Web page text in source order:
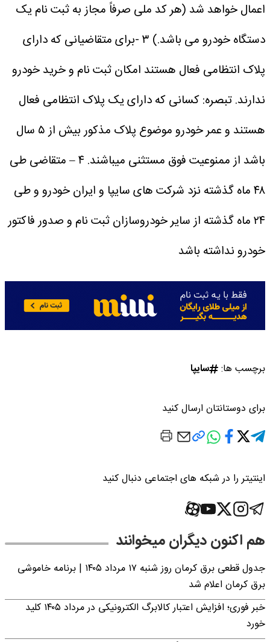
اعمال خواهد شد (هر کد ملی صرفاً مجاز به ثبت نام یک
دستگاه خودرو می باشد.)
۳ -برای متقاضیانی که دارای
پلاک انتظامی فعال هستند امکان ثبت نام و خرید خودرو
ندارند.تبصره: کسانی که دارای یک پلاک انتظامی فعال
هستند و عمر خودرو موضوع پلاک مذکور بیش از ۵ سال
باشد از ممنوعیت فوق مستثنی میباشند.
۴ – متقاضی طی
۴۸ ماه گذشته نزد شرکت های سایپا و ایران خودرو و طی
۲۴ ماه گذشته از سایر خودروسازان ثبت نام و صدور فاکتور
خودرو نداشته باشد
برچسب ها: سایپا
برای دوستانتان ارسال کنید
اینتیتر را در شبکه های اجتماعی دنبال کنید
هم اکنون دیگران میخوانند
جدول قطعی برق کرمان روز شنبه ۱۷ مرداد ۱۴۰۵ | برنامه خاموشی
برق کرمان اعلام شد
خبر فوری؛ افزایش اعتبار کالابرگ الکترونیکی در مرداد ۱۴۰۵ کلید
خورد